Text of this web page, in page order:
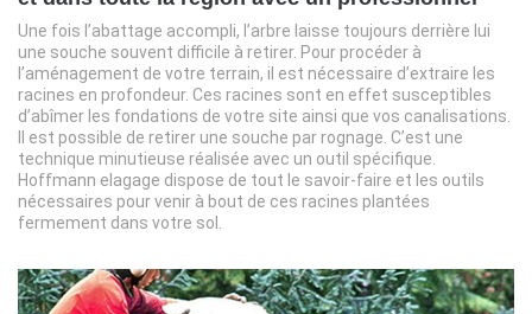
Une fois l’abattage accompli, l’arbre laisse toujours derrière lui
une souche souvent difficile à retirer. Pour procéder à
l’aménagement de votre terrain, il est nécessaire d’extraire les
racines en profondeur. Ces racines sont en effet susceptibles
d’abîmer les fondations de votre site ainsi que vos canalisations.
Il est possible de retirer une souche par rognage. C’est une
technique minutieuse réalisée avec un outil spécifique.
Hoffmann elagage dispose de tout le savoir-faire et les outils
nécessaires pour venir à bout de ces racines plantées
fermement dans votre sol.